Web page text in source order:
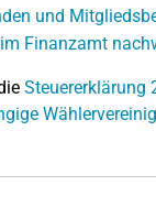
und
Finanzamt
Steuererklärung